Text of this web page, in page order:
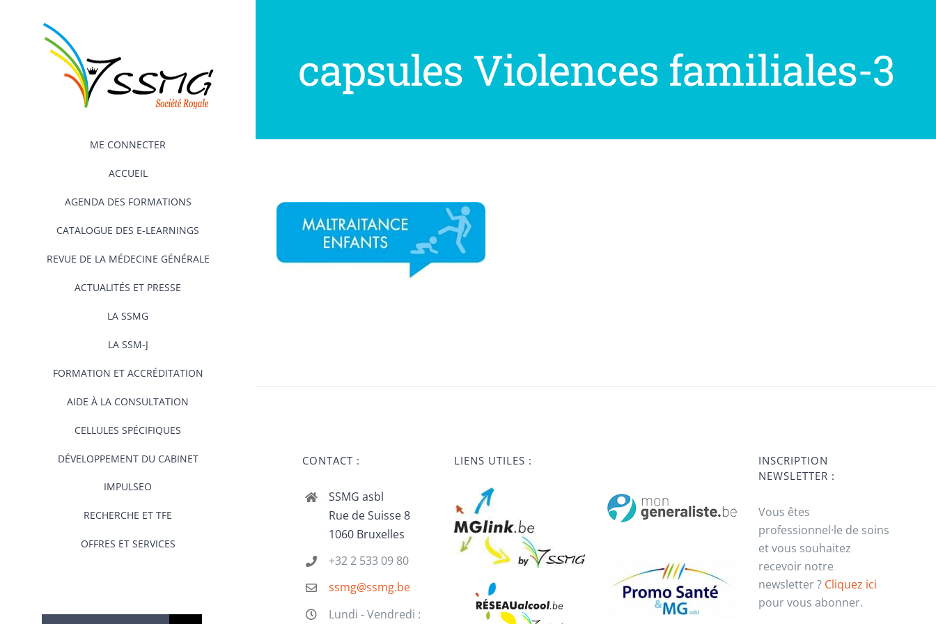
ME CONNECTER
ACCUEIL
AGENDA DES FORMATIONS
CATALOGUE DES E-LEARNINGS
REVUE DE LA MÉDECINE GÉNÉRALE
ACTUALITÉS ET PRESSE
LA SSMG
LA SSM-J
FORMATION ET ACCRÉDITATION
AIDE À LA CONSULTATION
CELLULES SPÉCIFIQUES
DÉVELOPPEMENT DU CABINET
IMPULSEO
RECHERCHE ET TFE
OFFRES ET SERVICES
capsules Violences familiales-3
CONTACT :
SSMG asbl
Rue de Suisse 8
1060 Bruxelles
+32 2 533 09 80
ssmg@ssmg.be
Lundi - Vendredi :
LIENS UTILES :
INSCRIPTION
NEWSLETTER :
Vous êtes
professionnel·le de soins
et vous souhaitez
recevoir notre
newsletter ? Cliquez ici
pour vous abonner.